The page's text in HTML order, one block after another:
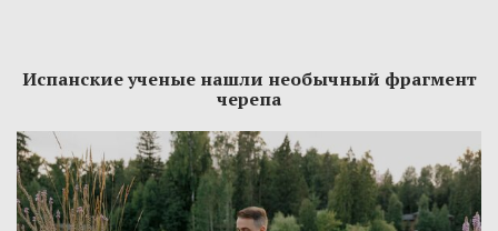
Испанские ученые нашли необычный фрагмент
черепа